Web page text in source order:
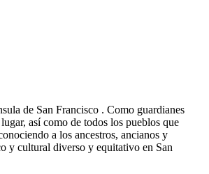
de San Francisco . Como guardianes
así como de todos los pueblos que
a los ancestros, ancianos y
y cultural diverso y equitativo en San